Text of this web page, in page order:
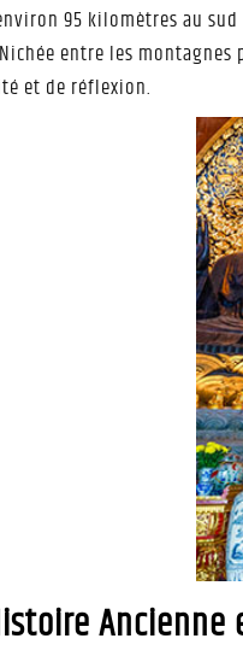
95 kilomètres au
entre les
et de réflexion.
Ancienne